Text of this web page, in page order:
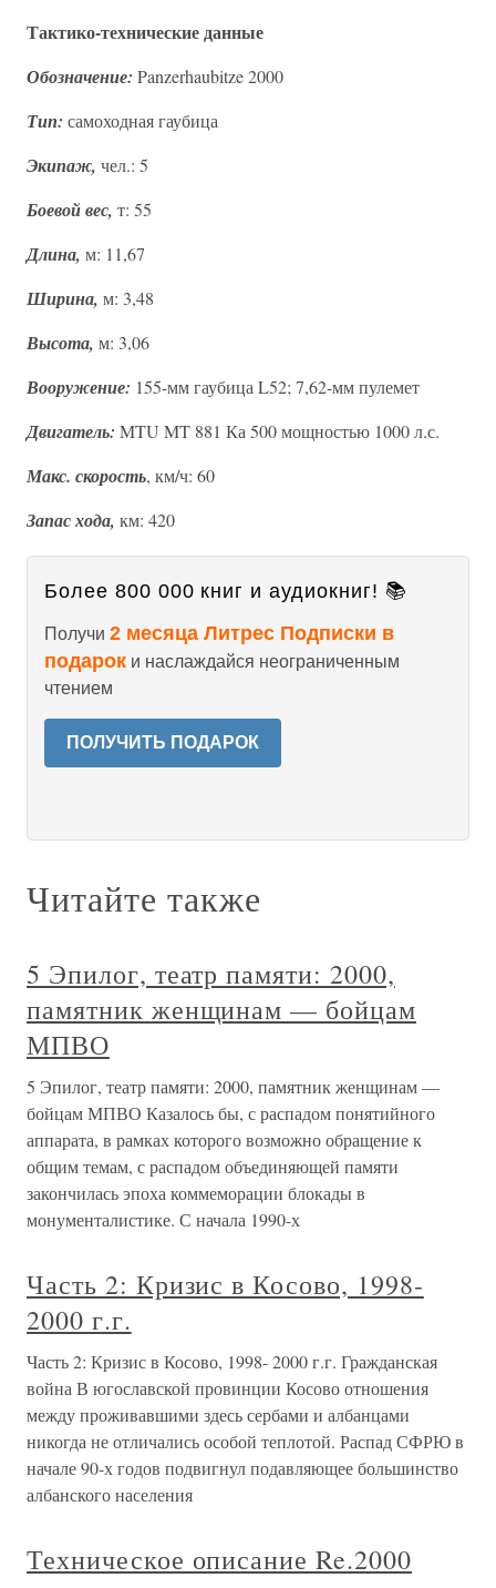
Тактико-технические данные
Обозначение: Panzerhaubitze 2000
Тип: самоходная гаубица
Экипаж, чел.: 5
Боевой вес, т: 55
Длина, м: 11,67
Ширина, м: 3,48
Высота, м: 3,06
Вооружение: 155-мм гаубица L52; 7,62-мм пулемет
Двигатель: MTU MT 881 Ка 500 мощностью 1000 л.с.
Макс. скорость, км/ч: 60
Запас хода, км: 420
Более 800 000 книг и аудиокниг! 📚
Получи 2 месяца Литрес Подписки в
подарок и наслаждайся неограниченным
чтением
ПОЛУЧИТЬ ПОДАРОК
Читайте также
5 Эпилог, театр памяти: 2000,
памятник женщинам — бойцам
МПВО
5 Эпилог, театр памяти: 2000, памятник женщинам —
бойцам МПВО Казалось бы, с распадом понятийного
аппарата, в рамках которого возможно обращение к
общим темам, с распадом объединяющей памяти
закончилась эпоха коммеморации блокады в
монументалистике. С начала 1990-х
Часть 2: Кризис в Косово, 1998-
2000 г.г.
Часть 2: Кризис в Косово, 1998- 2000 г.г. Гражданская
война В югославской провинции Косово отношения
между проживавшими здесь сербами и албанцами
никогда не отличались особой теплотой. Распад СФРЮ в
начале 90-х годов подвигнул подавляющее большинство
албанского населения
Техническое описание Re.2000